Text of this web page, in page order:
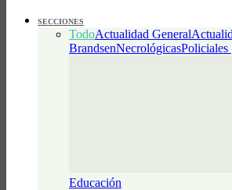
SECCIONES
TodoActualidad General
BrandsenNecrológicasPoliciales
Educación